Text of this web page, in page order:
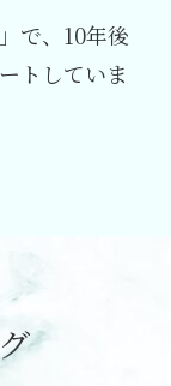
で、10年後
トしていま